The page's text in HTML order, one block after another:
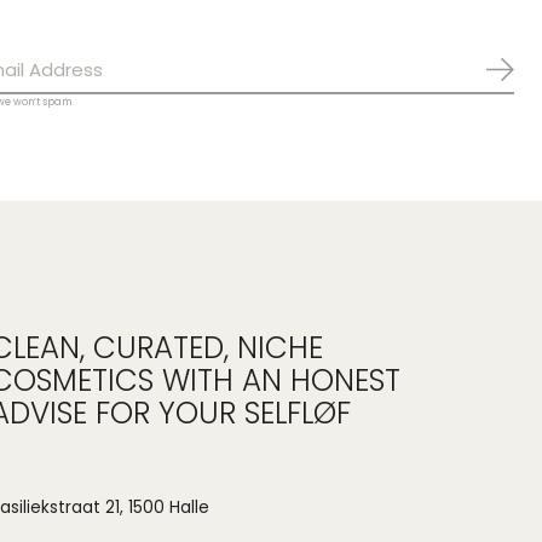
won’t spam
CURATED, NICHE
WITH AN HONEST
FOR YOUR SELFLØF
21, 1500 Halle